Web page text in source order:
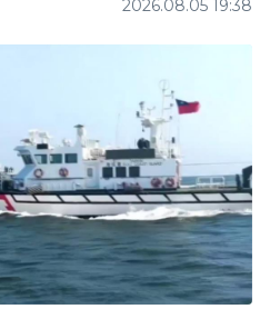
2026.08.05 19:38